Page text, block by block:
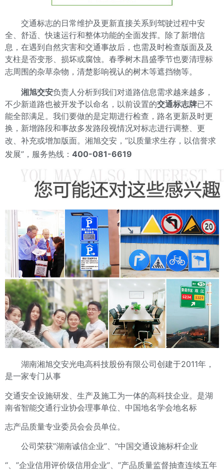
交通标志的日常维护及更新直接关系到驾驶过程中安
全、舒适、快速运行和整体功能的全面发挥。除了新增信
息，在遇到自然灾害和交通事故后，也需及时检查版面及及
支柱是否变形、损坏或腐蚀。春季树木昌盛季节也要清理标
志周围的杂草杂物，清楚影响视认的树木等遮挡物等。
湘旭交安负责人分析到我们对道路信息需求越来越多，
不少新道路也被开发予以命名，以前设置的交通标志牌已不
能全部满足。我们要做的是定期进行检查，路名更新及时更
换，新增路段和事故多发路段视情况对标志进行调整、更
改、补充或增加版面。 湘旭交安，”以质量求生存，以信誉求
发展”，服务热线： 400-081-6619
湖南湘旭交安光电高科技股份有限公司创建于2011年，
是一家专门从事
交通安全设施研发、生产及施工为一体的高科技企业。是湖
南省智能交通行业协会理事单位、中国地名学会地名标
志产品质量专业委员会会员单位。
公司荣获”湖南诚信企业”、”中国交通设施标杆企业
“、”企业信用评价级信用企业”、”产品质量监督抽查连续五年